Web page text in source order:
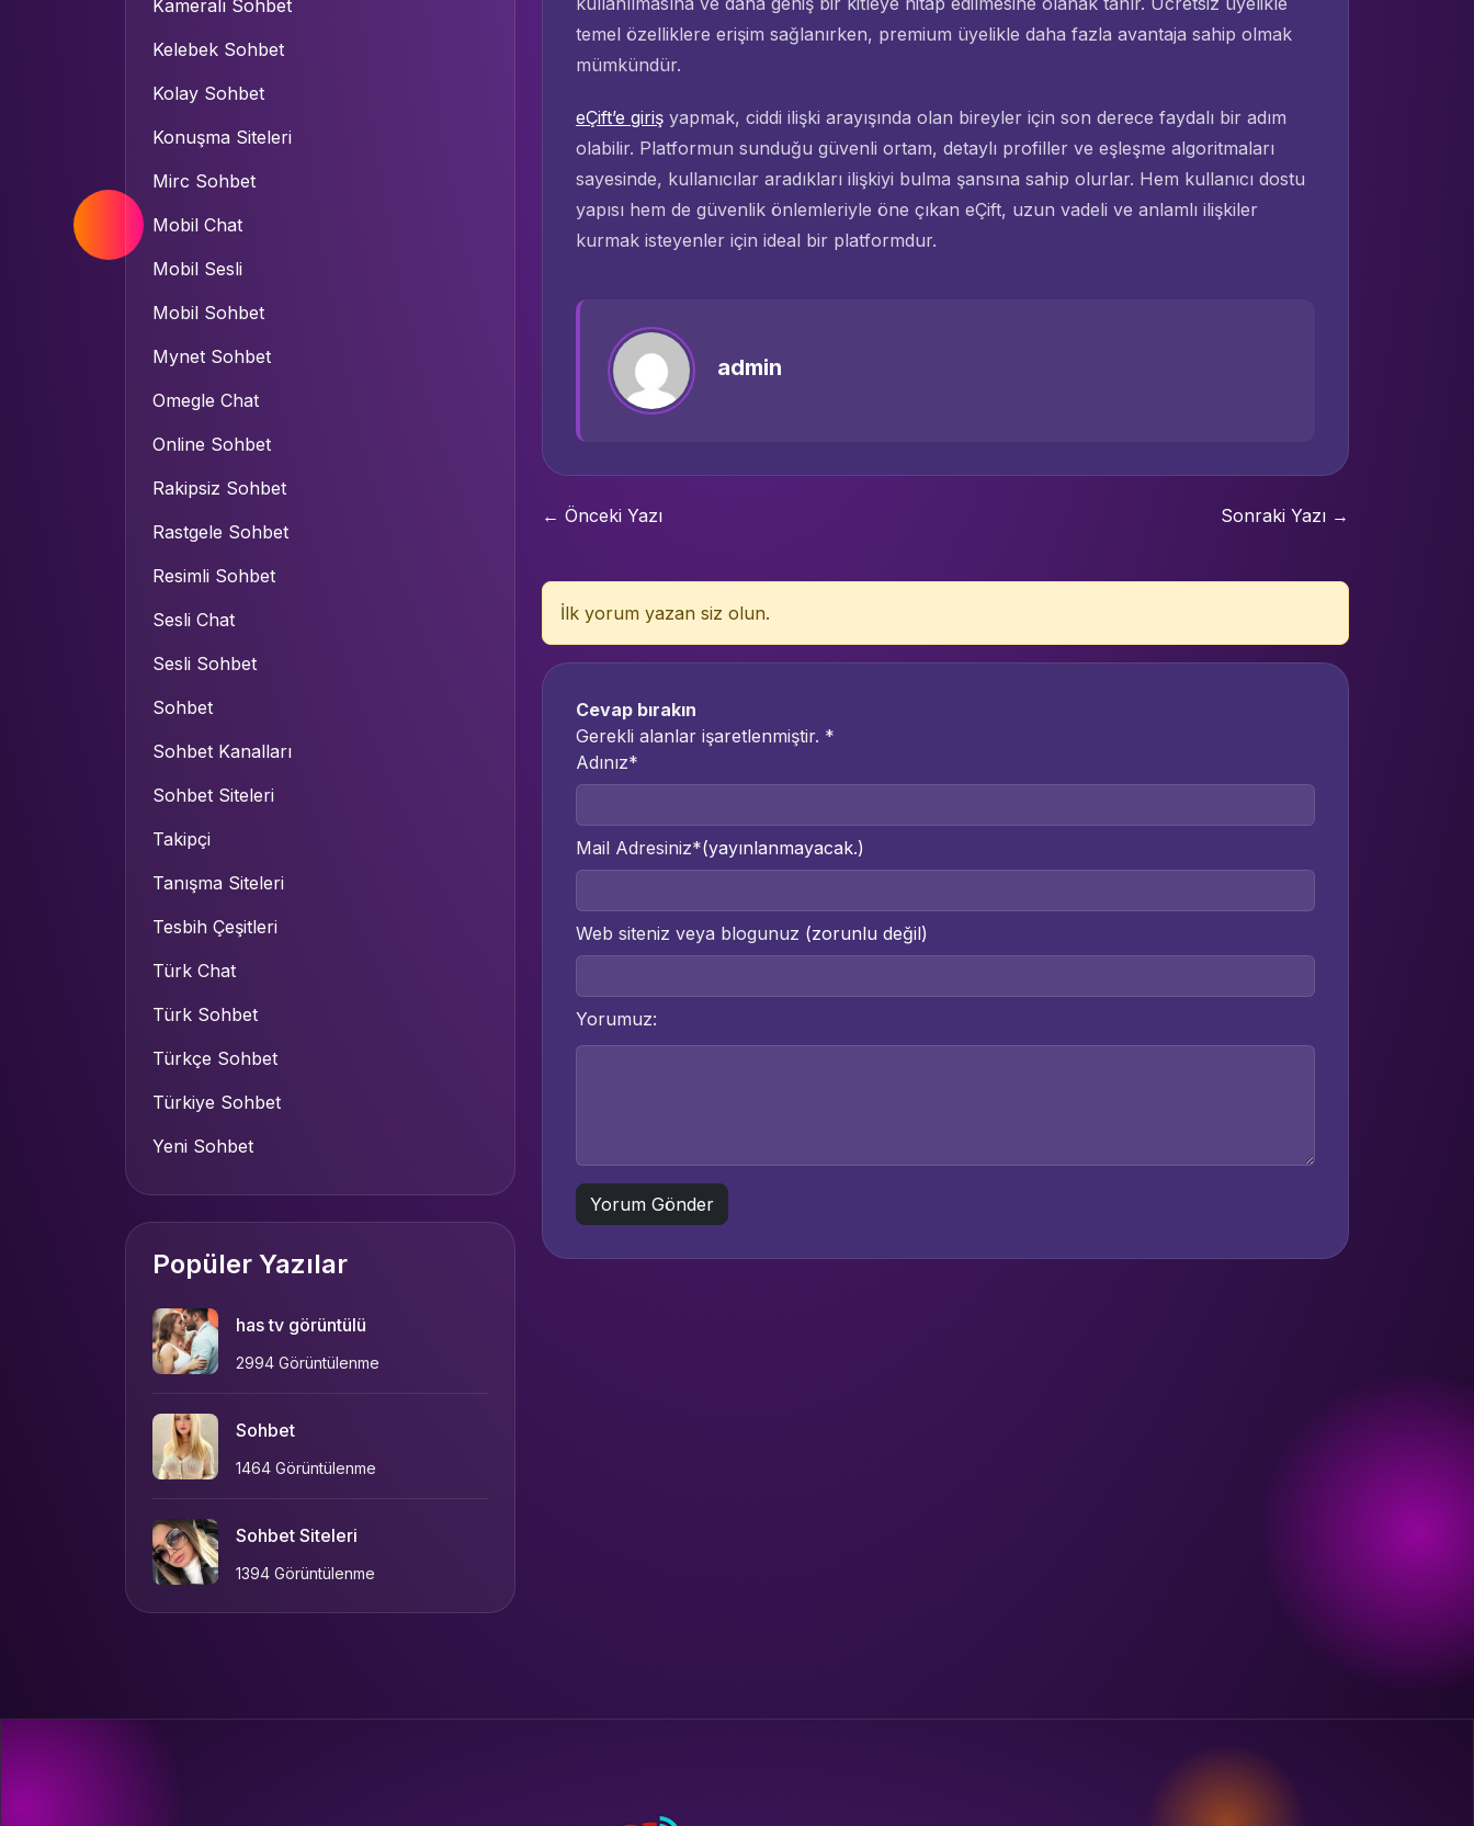
temel özelliklere erişim sağlanırken, premium üyelikle daha fazla avantaja sahip olmak
mümkündür.
eÇift’e giriş yapmak, ciddi ilişki arayışında olan bireyler için son derece faydalı bir adım
olabilir. Platformun sunduğu güvenli ortam, detaylı profiller ve eşleşme algoritmaları
sayesinde, kullanıcılar aradıkları ilişkiyi bulma şansına sahip olurlar. Hem kullanıcı dostu
yapısı hem de güvenlik önlemleriyle öne çıkan eÇift, uzun vadeli ve anlamlı ilişkiler
kurmak isteyenler için ideal bir platformdur.
admin
← Önceki Yazı Sonraki Yazı →
İlk yorum yazan siz olun.
Cevap bırakın
Gerekli alanlar işaretlenmiştir. *
Adınız*
Mail Adresiniz*(yayınlanmayacak.)
Web siteniz veya blogunuz (zorunlu değil)
Yorumuz:
Kameralı Sohbet
Kelebek Sohbet
Kolay Sohbet
Konuşma Siteleri
Mirc Sohbet
Mobil Chat
Mobil Sesli
Mobil Sohbet
Mynet Sohbet
Omegle Chat
Online Sohbet
Rakipsiz Sohbet
Rastgele Sohbet
Resimli Sohbet
Sesli Chat
Sesli Sohbet
Sohbet
Sohbet Kanalları
Sohbet Siteleri
Takipçi
Tanışma Siteleri
Tesbih Çeşitleri
Türk Chat
Türk Sohbet
Türkçe Sohbet
Türkiye Sohbet
Yeni Sohbet
Popüler Yazılar
has tv görüntülü
2994 Görüntülenme
Sohbet
1464 Görüntülenme
Sohbet Siteleri
1394 Görüntülenme